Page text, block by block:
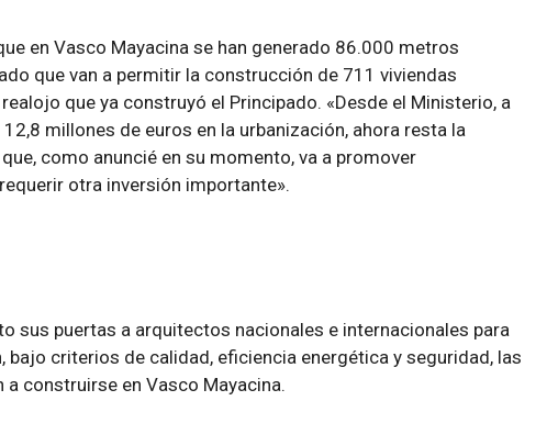
en Vasco Mayacina se han generado 86.000 metros
que van a permitir la construcción de 711 viviendas
que ya construyó el Principado. «Desde el Ministerio, a
12,8 millones de euros en la urbanización, ahora resta la
como anuncié en su momento, va a promover
otra inversión importante».
sus puertas a arquitectos nacionales e internacionales para
bajo criterios de calidad, eficiencia energética y seguridad, las
construirse en Vasco Mayacina.